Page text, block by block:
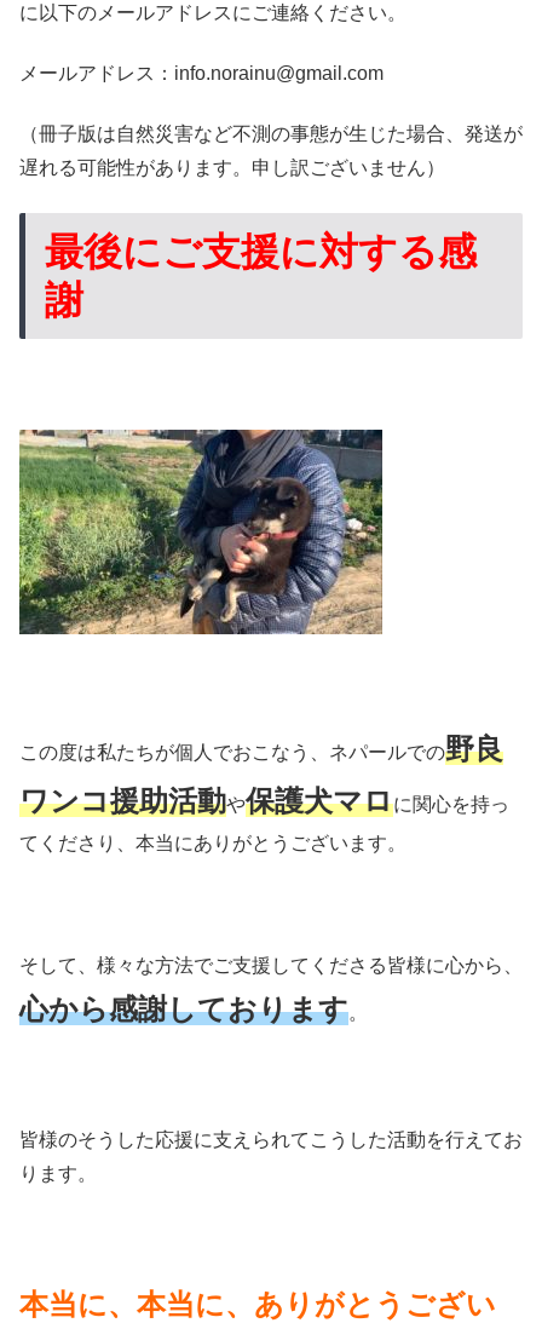
に以下のメールアドレスにご連絡ください。
メールアドレス：info.norainu@gmail.com
（冊子版は自然災害など不測の事態が生じた場合、発送が
遅れる可能性があります。申し訳ございません）
最後にご支援に対する感
謝
この度は私たちが個人でおこなう、ネパールでの野良
ワンコ援助活動や保護犬マロに関心を持っ
てくださり、本当にありがとうございます。
そして、様々な方法でご支援してくださる皆様に心から、
心から感謝しております。
皆様のそうした応援に支えられてこうした活動を行えてお
ります。
本当に、本当に、ありがとうござい